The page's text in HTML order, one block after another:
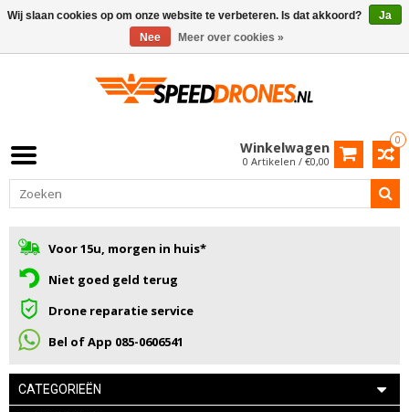
0
Winkelwagen
0 Artikelen / €0,00
Voor 15u, morgen in huis*
Niet goed geld terug
Drone reparatie service
Bel of App 085-0606541
CATEGORIEËN
Wij slaan cookies op om onze website te verbeteren. Is dat akkoord?
Ja
Nee
Meer over cookies »